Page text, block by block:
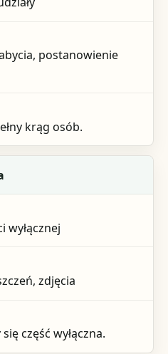
postanowienie
krąg osób.
wyłącznej
zdjęcia
część wyłączna.